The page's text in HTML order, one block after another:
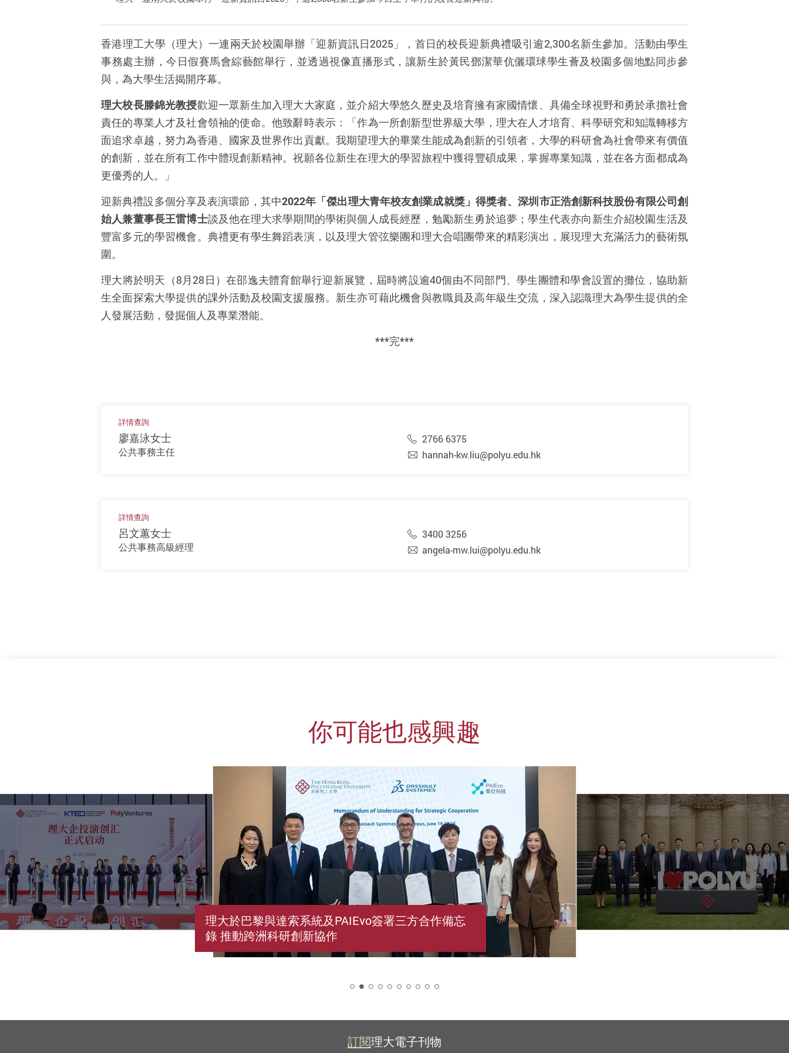
香港理工大學（理大）一連兩天於校園舉辦「迎新資訊日2025」，首日的校長迎新典禮吸引逾2,300名新生參加。活動由學生
事務處主辦，今日假賽馬會綜藝館舉行，並透過視像直播形式，讓新生於黃民鄧潔華伉儷環球學生薈及校園多個地點同步參
與，為大學生活揭開序幕。
理大校長滕錦光教授歡迎一眾新生加入理大大家庭，並介紹大學悠久歷史及培育擁有家國情懷、具備全球視野和勇於承擔社會
責任的專業人才及社會領袖的使命。他致辭時表示：「作為一所創新型世界級大學，理大在人才培育、科學研究和知識轉移方
面追求卓越，努力為香港、國家及世界作出貢獻。我期望理大的畢業生能成為創新的引領者，大學的科研會為社會帶來有價值
的創新 ，並在所有工作中體現創新精神。祝願各位新生在理大的學習旅程中獲得豐碩成果，掌握專業知識，並在各方面都成為
更優秀的人。」
迎新典禮設多個分享及表演環節，其中2022年 「傑出理大青年校友創業成就獎」得獎者、深圳市正浩創新科技股份有限公司創
始人兼董事長王雷博士談及他在理大求學期間的學術與個人成長經歷，勉勵新生勇於追夢；學生代表亦向新生介紹校園生活及
豐富多元的學習機會。典禮更有學生舞蹈表演，以及理大管弦樂團和理大合唱團帶來的精彩演出，展現理大充滿活力的藝術氛
圍。
理大將於明天（8月 28日）在邵逸夫體育館舉行迎新展覽，屆時將設逾40個由不同部門、學生團體和學會設置的攤位，協助新
生全面探索大學提供的課外活動及校園支援服務。新生亦可藉此機會與教職員及高年級生交流，深入認識理大為學生提供的全
人發展活動，發掘個人及專業潛能。
***完***
詳情查詢
廖嘉泳女士
公共事務主任
2766 6375
hannah-kw.liu@polyu.edu.hk
詳情查詢
呂文蕙女士
公共事務高級經理
3400 3256
angela-mw.lui@polyu.edu.hk
你可能也感興趣
理大於巴黎與達索系統及PAIEvo簽署三方合作備忘
錄 推動跨洲科研創新協作
訂閱理大電子刊物